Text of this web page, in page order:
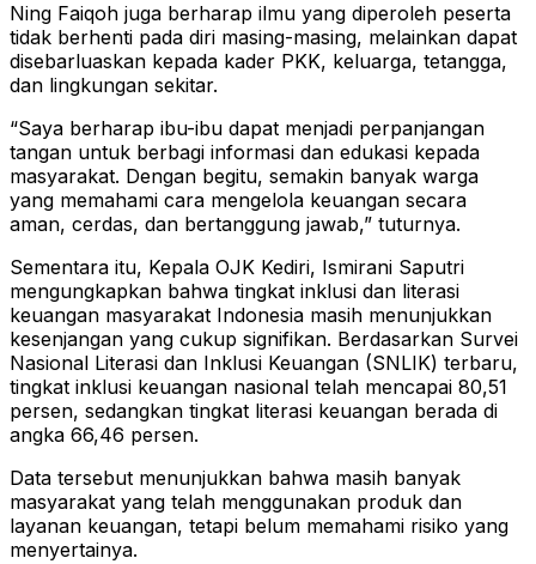
Ning Faiqoh juga berharap ilmu yang diperoleh peserta
tidak berhenti pada diri masing-masing, melainkan dapat
disebarluaskan kepada kader PKK, keluarga, tetangga,
dan lingkungan sekitar.
“Saya berharap ibu-ibu dapat menjadi perpanjangan
tangan untuk berbagi informasi dan edukasi kepada
masyarakat. Dengan begitu, semakin banyak warga
yang memahami cara mengelola keuangan secara
aman, cerdas, dan bertanggung jawab,” tuturnya.
Sementara itu, Kepala OJK Kediri, Ismirani Saputri
mengungkapkan bahwa tingkat inklusi dan literasi
keuangan masyarakat Indonesia masih menunjukkan
kesenjangan yang cukup signifikan. Berdasarkan Survei
Nasional Literasi dan Inklusi Keuangan (SNLIK) terbaru,
tingkat inklusi keuangan nasional telah mencapai 80,51
persen, sedangkan tingkat literasi keuangan berada di
angka 66,46 persen.
Data tersebut menunjukkan bahwa masih banyak
masyarakat yang telah menggunakan produk dan
layanan keuangan, tetapi belum memahami risiko yang
menyertainya.